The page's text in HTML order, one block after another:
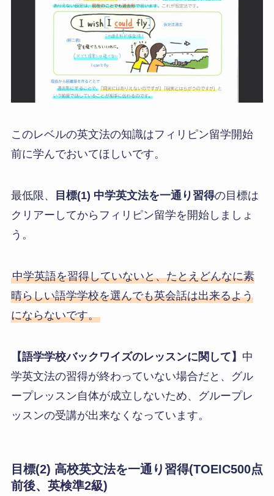
このレベルの英文法の知識はフィリピン留学開始
前に学んでおいてほしいです。
最低限、 目標(1) 中学英文法を一通り習得の目標は
クリアーしてからフィリピン留学を開始しましょ
う。
中学英語を習得していないと、たとえどんなに素
晴らしい語学学校を選んでも英会話は出来るよう
にならないです。
【語学学校バックワイズのレッスンに関して】 中
学英文法の習得が終わっていない場合だと、グル
ープレッスン自体が成立しないため、グループレ
ッスンの受講が出来なくなっています。
目標(2) 高校英文法を一通り習得(TOEIC500点
前後、英検準2級)